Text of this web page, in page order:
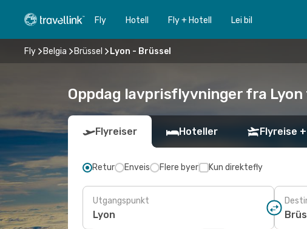
Fly Hotell Fly + Hotell Lei bil
Fly Belgia Brüssel Lyon - Brüssel
Oppdag lavprisflyvninger fra Lyon
Flyreiser Hoteller Flyreise
Retur Enveis Flere byer Kun direktefly
Utgangspunkt